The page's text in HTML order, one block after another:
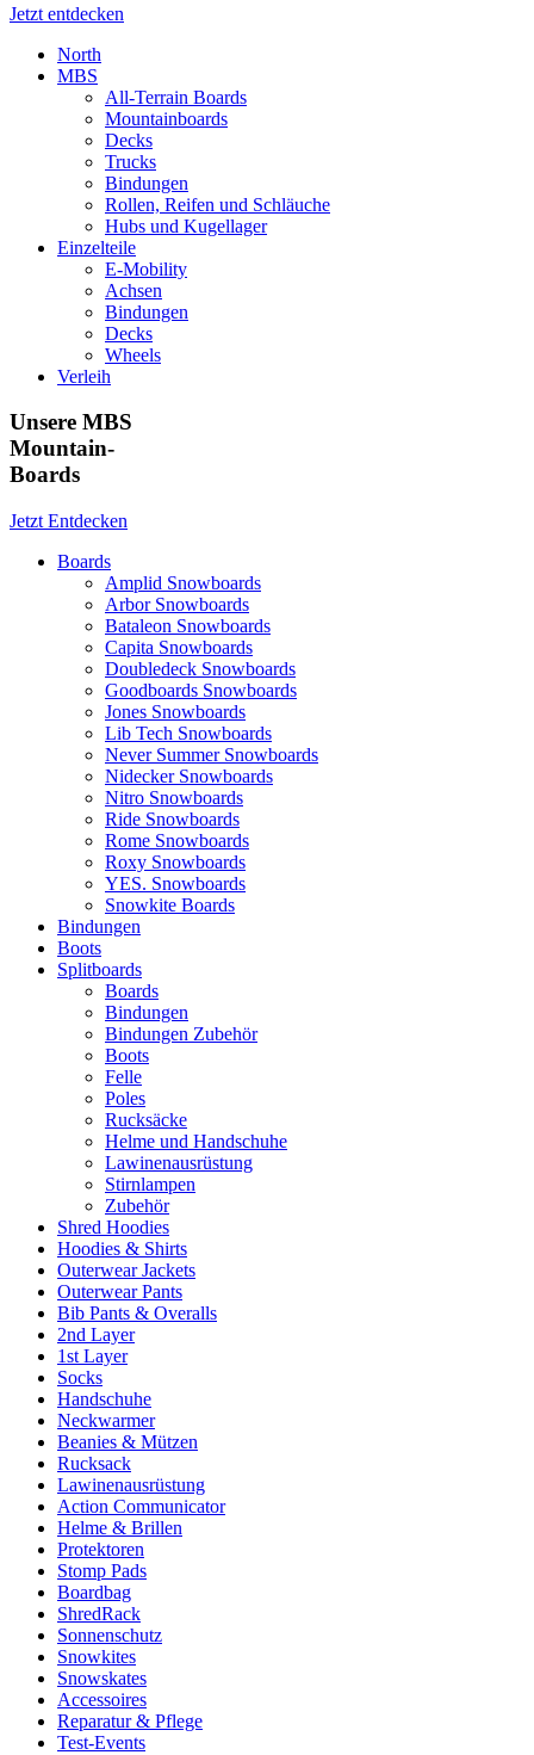
Jetzt entdecken
North
MBS
All-Terrain Boards
Mountainboards
Decks
Trucks
Bindungen
Rollen, Reifen und Schläuche
Hubs und Kugellager
Einzelteile
E-Mobility
Achsen
Bindungen
Decks
Wheels
Verleih
Unsere MBS
Mountain-
Boards
Jetzt Entdecken
Boards
Amplid Snowboards
Arbor Snowboards
Bataleon Snowboards
Capita Snowboards
Doubledeck Snowboards
Goodboards Snowboards
Jones Snowboards
Lib Tech Snowboards
Never Summer Snowboards
Nidecker Snowboards
Nitro Snowboards
Ride Snowboards
Rome Snowboards
Roxy Snowboards
YES. Snowboards
Snowkite Boards
Bindungen
Boots
Splitboards
Boards
Bindungen
Bindungen Zubehör
Boots
Felle
Poles
Rucksäcke
Helme und Handschuhe
Lawinenausrüstung
Stirnlampen
Zubehör
Shred Hoodies
Hoodies & Shirts
Outerwear Jackets
Outerwear Pants
Bib Pants & Overalls
2nd Layer
1st Layer
Socks
Handschuhe
Neckwarmer
Beanies & Mützen
Rucksack
Lawinenausrüstung
Action Communicator
Helme & Brillen
Protektoren
Stomp Pads
Boardbag
ShredRack
Sonnenschutz
Snowkites
Snowskates
Accessoires
Reparatur & Pflege
Test-Events